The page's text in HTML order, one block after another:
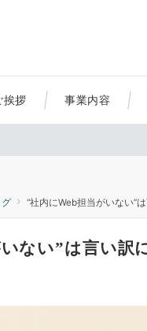
挨拶 事業内容
グ “社内にWeb担当がいない”
いない”は言い